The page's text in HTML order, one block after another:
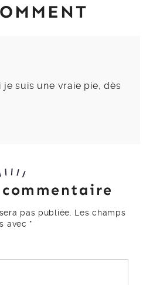
suis une vraie pie, dès
pas publiée. Les champs
avec *